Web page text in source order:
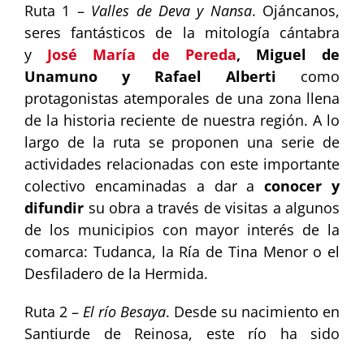
Ruta 1 – Valles de Deva y Nansa. Ojáncanos,
seres fantásticos de la mitología cántabra
y José María de Pereda, Miguel de
Unamuno y Rafael Alberti como
protagonistas atemporales de una zona llena
de la historia reciente de nuestra región. A lo
largo de la ruta se proponen una serie de
actividades relacionadas con este importante
colectivo encaminadas a dar aconocer y
difundir su obra a través de visitas a algunos
de los municipios con mayor interés de la
comarca: Tudanca, la Ría de Tina Menor o el
Desfiladero de la Hermida.
Ruta 2 – El río Besaya. Desde su nacimiento en
Santiurde de Reinosa, este río ha sido